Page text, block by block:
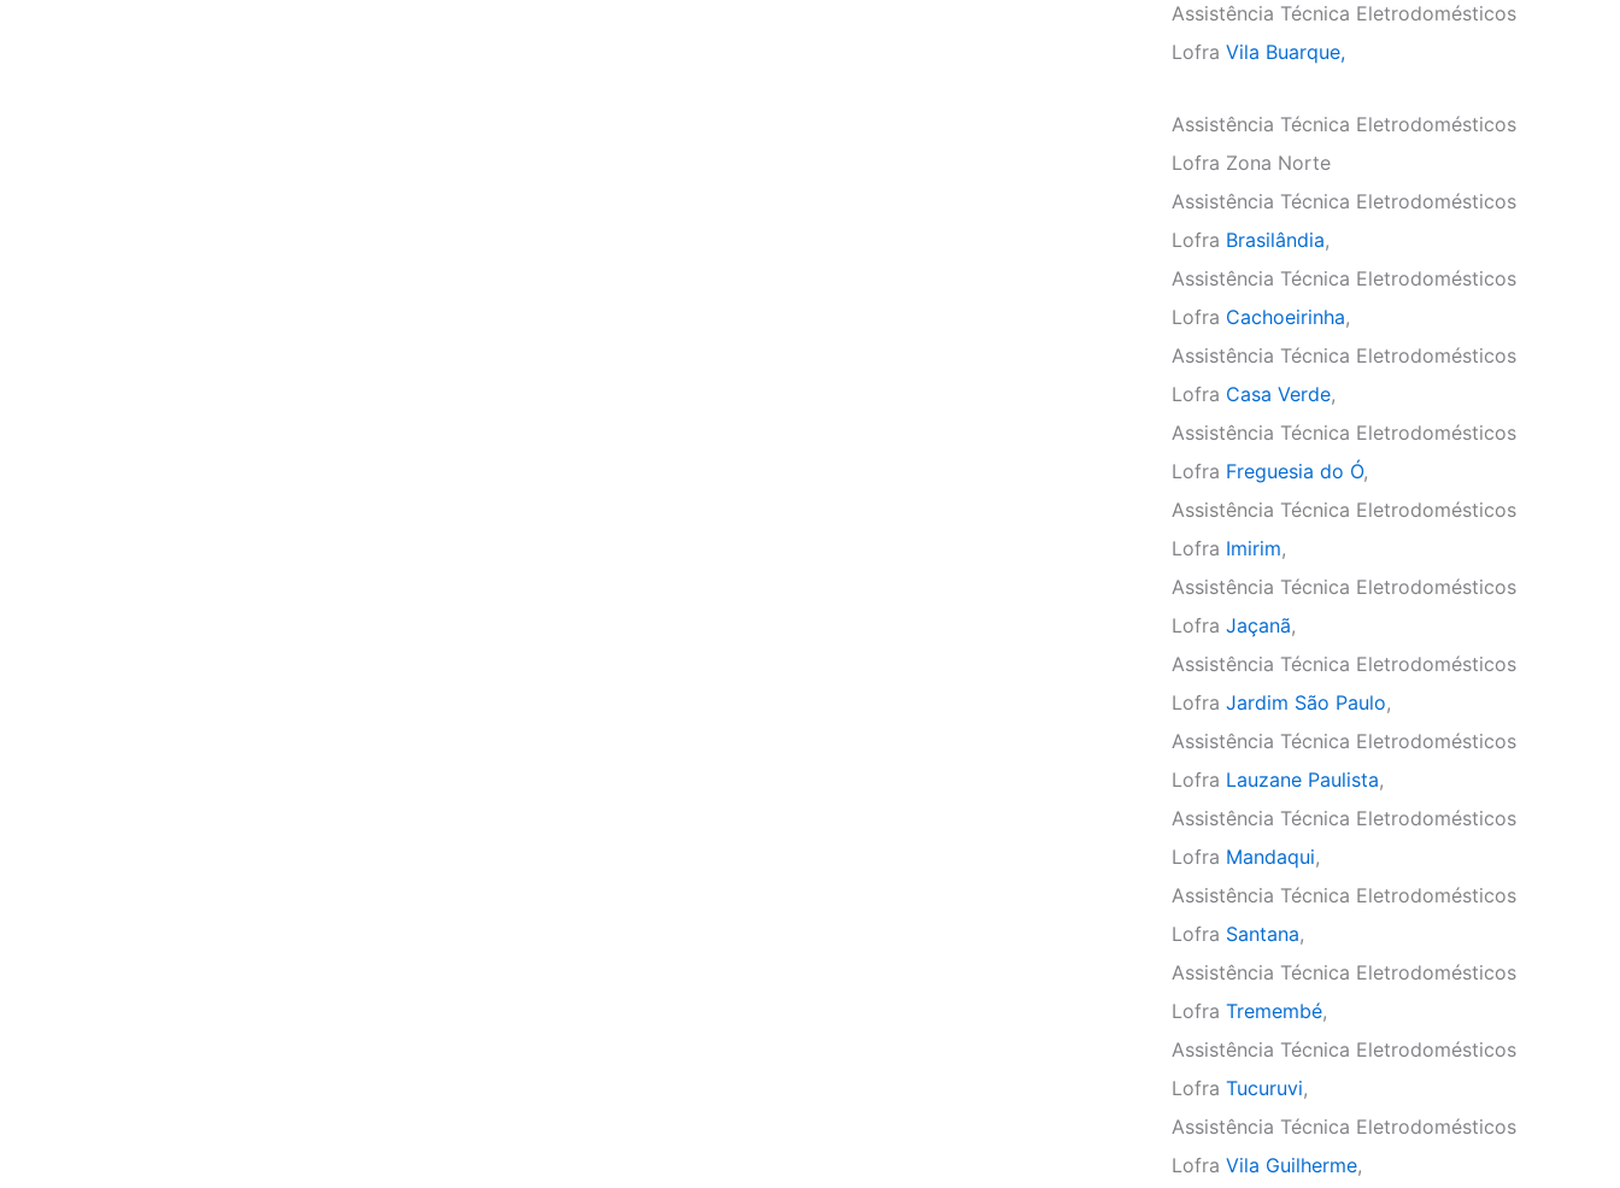
Assistência Técnica Eletrodomésticos
Lofra Vila Buarque,
Assistência Técnica Eletrodomésticos
Lofra Zona Norte
Assistência Técnica Eletrodomésticos
Lofra Brasilândia,
Assistência Técnica Eletrodomésticos
Lofra Cachoeirinha,
Assistência Técnica Eletrodomésticos
Lofra Casa Verde,
Assistência Técnica Eletrodomésticos
Lofra Freguesia do Ó,
Assistência Técnica Eletrodomésticos
Lofra Imirim,
Assistência Técnica Eletrodomésticos
Lofra Jaçanã,
Assistência Técnica Eletrodomésticos
Lofra Jardim São Paulo,
Assistência Técnica Eletrodomésticos
Lofra Lauzane Paulista,
Assistência Técnica Eletrodomésticos
Lofra Mandaqui,
Assistência Técnica Eletrodomésticos
Lofra Santana,
Assistência Técnica Eletrodomésticos
Lofra Tremembé,
Assistência Técnica Eletrodomésticos
Lofra Tucuruvi,
Assistência Técnica Eletrodomésticos
Lofra Vila Guilherme,